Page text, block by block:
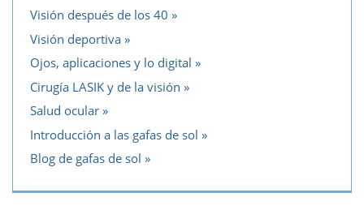
Visión después de los 40
Visión deportiva
Ojos, aplicaciones y lo digital
Cirugía LASIK y de la visión
Salud ocular
Introducción a las gafas de sol
Blog de gafas de sol